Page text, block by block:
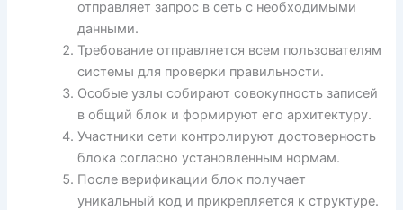
отправляет запрос в сеть с необходимыми
данными.
Требование отправляется всем пользователям
системы для проверки правильности.
Особые узлы собирают совокупность записей
в общий блок и формируют его архитектуру.
Участники сети контролируют достоверность
блока согласно установленным нормам.
После верификации блок получает
уникальный код и прикрепляется к структуре.